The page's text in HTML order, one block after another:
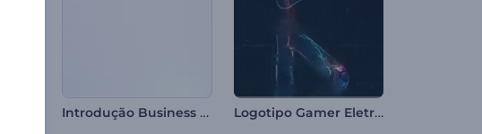
Introdução Business Rápida Logotipo Gamer Eletrizante